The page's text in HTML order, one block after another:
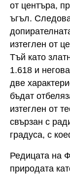
от центъра,
ъгъл.
изтеглен от
Тъй като
1.618 и
две
бъдат
изтеглен от
свързан с
градуса, с
Редицата на
природата